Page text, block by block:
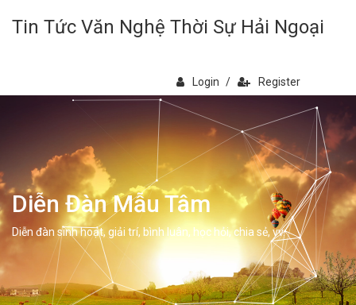
Tin Tức Văn Nghệ Thời Sự Hải Ngoại
Login / Register
Diễn Đàn Mẫu Tâm
Diễn đàn sinh hoạt, giải trí, bình luân, học hỏi, chia sẻ, vv.